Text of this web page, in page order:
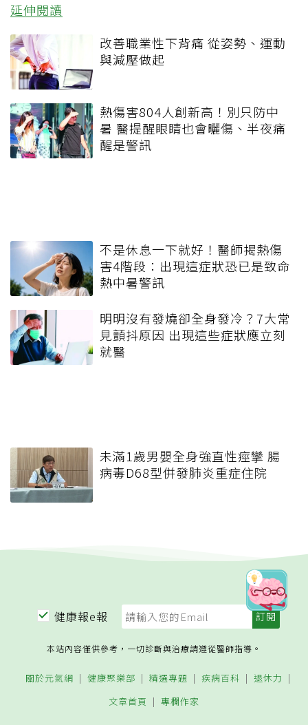
延伸閱讀
改善職業性下背痛 從姿勢、運動
與減壓做起
熱傷害804人創新高！別只防中
暑 醫提醒眼睛也會曬傷、半夜痛
醒是警訊
不是休息一下就好！醫師揭熱傷
害4階段：出現這症狀恐已是致命
熱中暑警訊
明明沒有發燒卻全身發冷？7大常
見顫抖原因 出現這些症狀應立刻
就醫
未滿1歲男嬰全身強直性痙攣 腸
病毒D68型併發肺炎重症住院
健康報e報
本站內容僅供參考，一切診斷與治療請遵從醫師指導。
關於元氣網 健康聚樂部 精選專題 疾病百科
退休力
文章首頁
專欄作家